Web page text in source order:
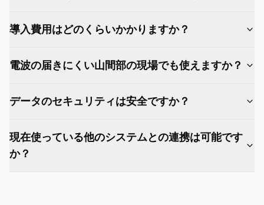
導入費用はどのくらいかかりますか？
電波の届きにくい山間部の現場でも使えますか？
データのセキュリティは安全ですか？
現在使っている他のシステムとの連携は可能です
か？